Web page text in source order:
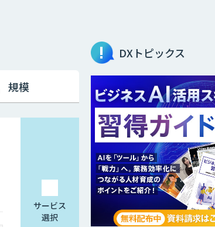
規模
サービス
選択
DXトピックス